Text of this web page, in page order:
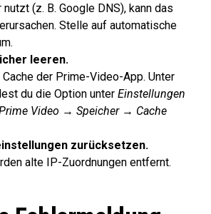
nutzt (z. B. Google DNS), kann das
Stelle auf automatische
leeren.
der Prime-Video-App. Unter
du die Option unter Einstellungen
Video → Speicher → Cache
zurücksetzen.
alte IP-Zuordnungen entfernt.